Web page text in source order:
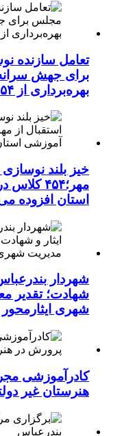
تعامل سازنده
برای جهش
بهره‌برداری از ۴۵۴ کلاس درس تا مهرماه
خیز بلند
استان افزوده
شهردار
شهادت؛ تقدیر
شهری ایثارمحور
کادرآموزشی
هنرستان غیر